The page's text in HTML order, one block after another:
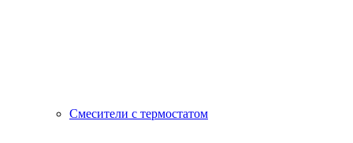
Смесители с термостатом